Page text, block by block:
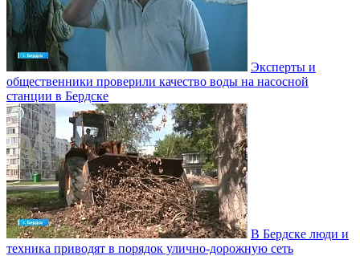
Эксперты и
общественники проверили качество воды на насосной
станции в Бердске
В Бердске люди и
техника приводят в порядок улично‑дорожную сеть